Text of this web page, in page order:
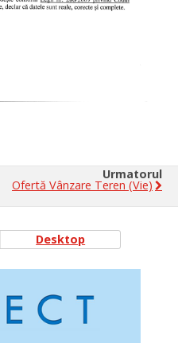
Urmatorul
Ofertă Vânzare Teren (vie)
Desktop